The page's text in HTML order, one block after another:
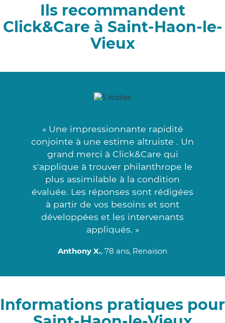
Ils recommandent
Click&Care à Saint-Haon-le-
Vieux
« Une impressionnante rapidité
conjointe à une estime altruiste . Un
grand merci à Click&Care qui
s'applique à trouver philanthrope le
plus assimilable à la condition
évaluée. Les réponses sont rédigées
à partir de vos besoins et sont
développées et les intervenants
appliqués. »
Anthony X., 78 ans, Renaison
Informations pratiques pour